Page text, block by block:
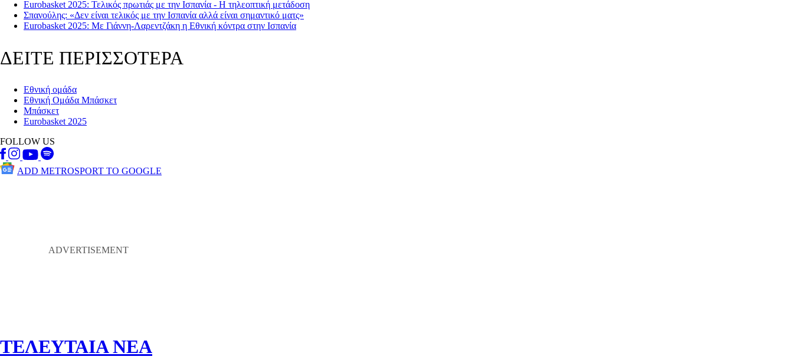
Eurobasket 2025: Τελικός πρωτιάς με την Ισπανία - Η τηλεοπτική μετάδοση
Σπανούλης: «Δεν είναι τελικός με την Ισπανία αλλά είναι σημαντικό ματς»
Eurobasket 2025: Με Γιάννη-Λαρεντζάκη η Εθνική κόντρα στην Ισπανία
ΔΕΙΤΕ ΠΕΡΙΣΣΟΤΕΡΑ
Εθνική ομάδα
Εθνική Ομάδα Μπάσκετ
Μπάσκετ
Eurobasket 2025
FOLLOW US
ADD METROSPORT TO GOOGLE
ΤΕΛΕΥΤΑΙΑ ΝΕΑ